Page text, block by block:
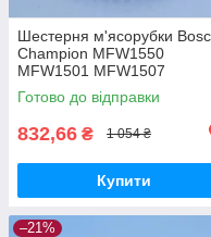
Шестерня м'ясорубки
Champion MFW1550
MFW1501 MFW1507
MFW1511 MFW1545 SFW1
CNFW2 оригінал Ø68 h25
Готово до відправки
832,66 ₴ 1 054 ₴
Купити
–21%